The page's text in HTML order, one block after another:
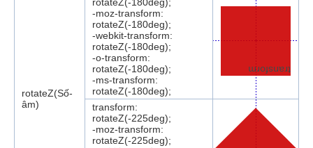
rotateZ(Số-
âm)
-moz-transform:
rotateZ(-180deg);
-webkit-transform:
rotateZ(-180deg);
-o-transform:
rotateZ(-180deg);
-ms-transform:
rotateZ(-180deg);
transform
transform:
rotateZ(-225deg);
-moz-transform:
rotateZ(-225deg);